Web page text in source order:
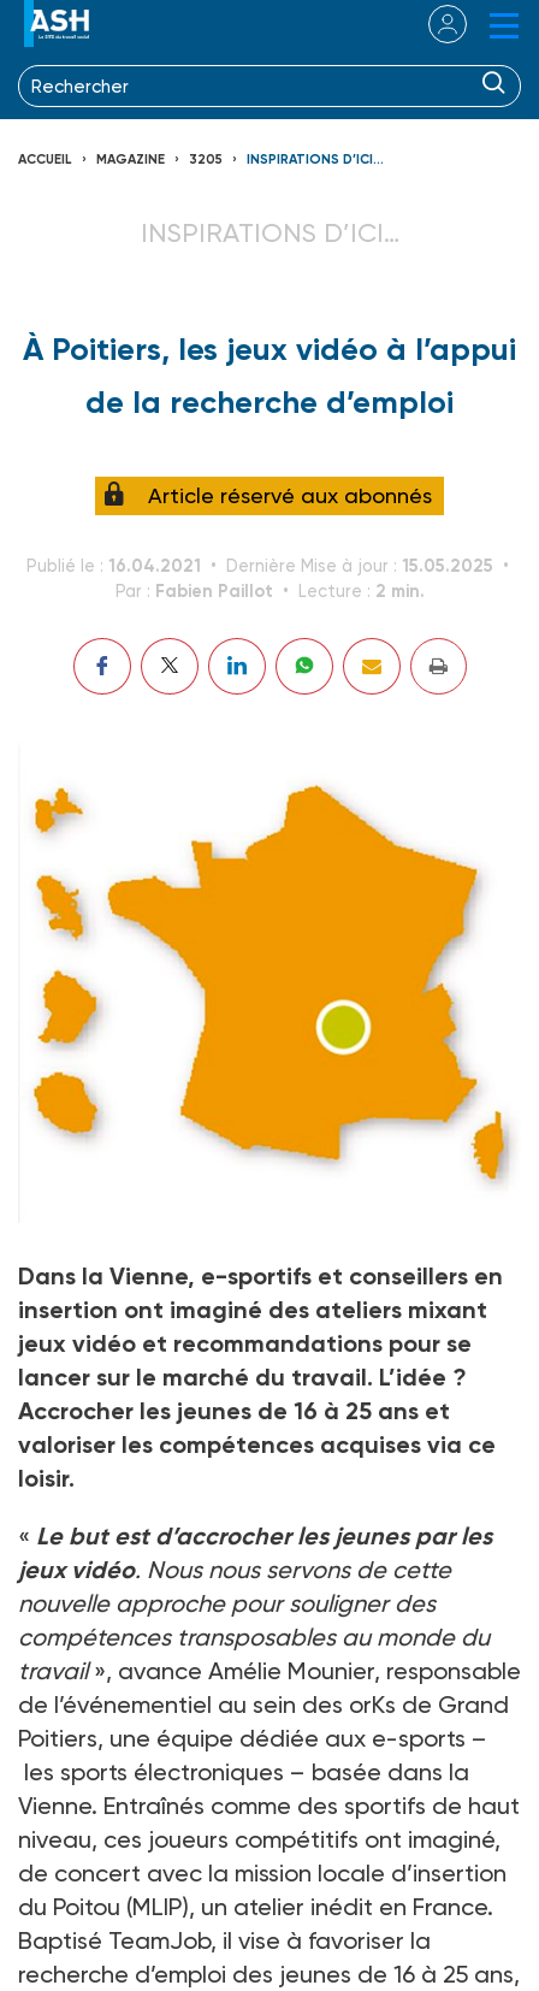
ACCUEIL MAGAZINE 3205 INSPIRATIONS D’ICI…
INSPIRATIONS D’ICI…
À Poitiers, les jeux vidéo à l’appui
de la recherche d’emploi
Article réservé aux abonnés
Publié le : 16.04.2021 Dernière Mise à jour : 15.05.2025
Par : Fabien Paillot Lecture : 2 min.
d’emploi
Crédit photo Fabien Paillot
Dans la Vienne, e-sportifs et conseillers en
insertion ont imaginé des ateliers mixant
jeux vidéo et recommandations pour se
lancer sur le marché du travail. L’idée ?
Accrocher les jeunes de 16 à 25 ans et
valoriser les compétences acquises via ce
loisir.
« Le but est d’accrocher les jeunes par les
jeux vidéo. Nous nous servons de cette
nouvelle approche pour souligner des
compétences transposables au monde du
travail», avance Amélie Mounier, responsable
de l’événementiel au sein des orKs de Grand
Poitiers, une équipe dédiée aux e-sports –
les sports électroniques – basée dans la
Vienne. Entraînés comme des sportifs de haut
niveau, ces joueurs compétitifs ont imaginé,
de concert avec la mission locale d’insertion
du Poitou (MLIP), un atelier inédit en France.
Baptisé TeamJob, il vise à favoriser la
recherche d’emploi des jeunes de 16 à 25 ans,